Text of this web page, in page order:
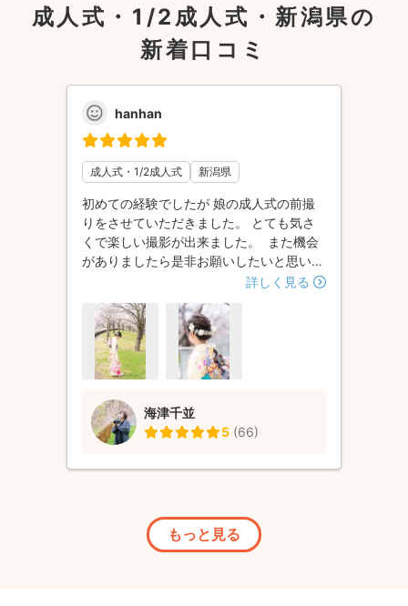
成人式・1/2成人式・新潟県の
新着口コミ
hanhan
成人式・1/2成人式 新潟県
初めての経験でしたが 娘の成人式の前撮
りをさせていただきました。 とても気さ
くで楽しい撮影が出来ました。 また機会
がありましたら是非お願いしたいと思いま
詳しく見る
海津千並
5 (66)
もっと見る